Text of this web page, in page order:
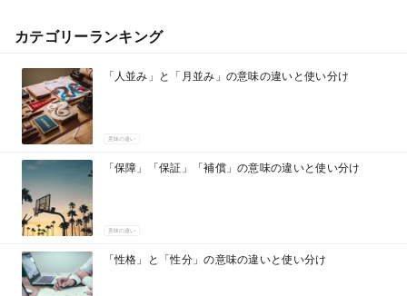
カテゴリーランキング
「人並み」と「月並み」の意味の違いと使い分け
意味の違い
「保障」「保証」「補償」の意味の違いと使い分け
意味の違い
「性格」と「性分」の意味の違いと使い分け